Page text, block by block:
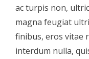
ac turpis non,
magna feugiat
finibus, eros vitae
interdum nulla,